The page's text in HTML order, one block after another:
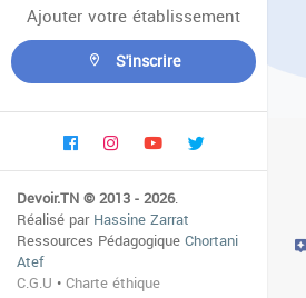
Ajouter votre établissement
S'inscrire
Devoir.TN © 2013 - 2026.
Réalisé parHassine Zarrat
Ressources PédagogiqueChortani
Atef
C.G.U •Charte éthique